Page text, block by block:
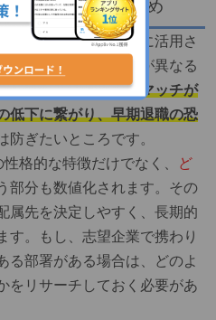
きの参考にするため
配属先決めにも大いに活用さ
先によって業務内容が異なる
ます。配属先のミスマッチが
低下に繋がり、早期退職の恐
防ぎたいところです。
格的な特徴だけでなく、
ど
部分も数値化されます。その
属先を決定しやすく、長期的
す。もし、志望企業で携わり
る部署がある場合は、どのよ
をリサーチしておく必要があ